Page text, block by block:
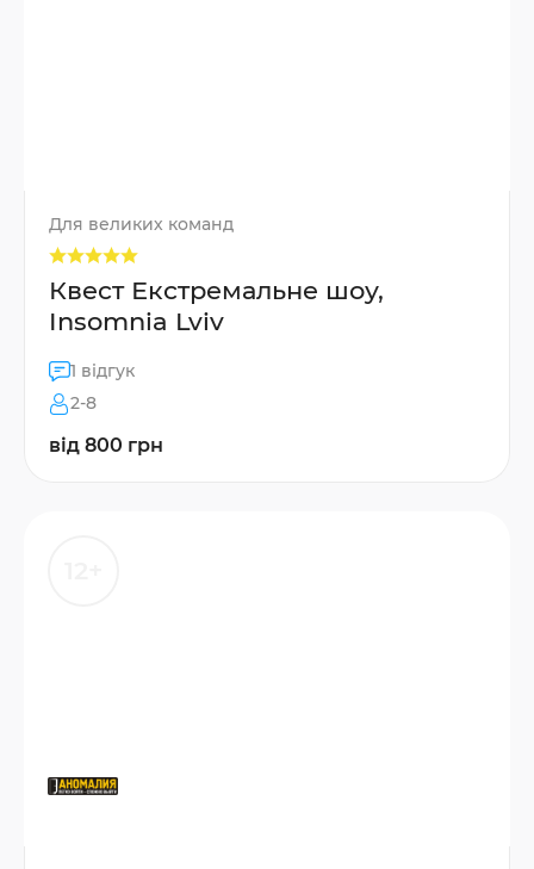
Для великих команд
Квест Екстремальне шоу,
Insomnia Lviv
1 відгук
2-8
від 800 грн